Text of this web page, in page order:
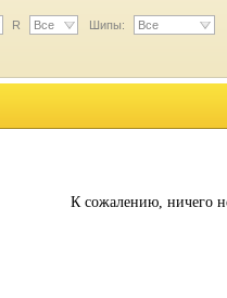
R Все Шипы: Все
К сожалению, ничего